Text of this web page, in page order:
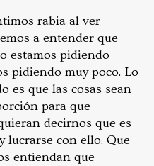
rabia al ver
a entender que
estamos pidiendo
pidiendo muy poco. Lo
es que las cosas sean
para que
decirnos que es
lucrarse con ello. Que
entiendan que